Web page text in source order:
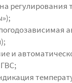
регулирования
и